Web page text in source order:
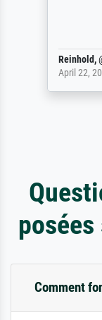
Reinhold,
April 22,
Comment